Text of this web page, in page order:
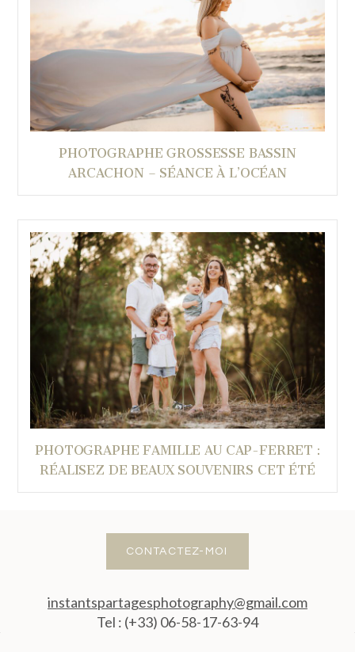
PHOTOGRAPHE GROSSESSE BASSIN
ARCACHON – SÉANCE À L’OCÉAN
PHOTOGRAPHE FAMILLE AU CAP-FERRET :
RÉALISEZ DE BEAUX SOUVENIRS CET ÉTÉ
CONTACTEZ-MOI
instantspartagesphotography@gmail.com
Tel : (+33) 06-58-17-63-94